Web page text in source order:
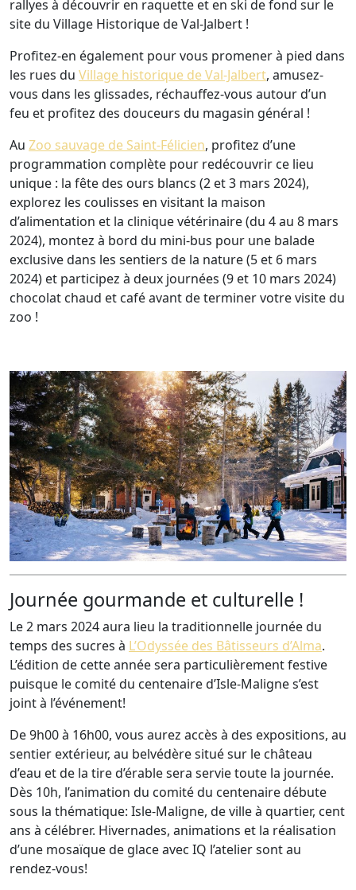
rallyes à découvrir en raquette et en ski de fond sur le
site du Village Historique de Val-Jalbert !
Profitez-en également pour vous promener à pied dans
les rues du Village historique de Val-Jalbert, amusez-
vous dans les glissades, réchauffez-vous autour d’un
feu et profitez des douceurs du magasin général !
Au Zoo sauvage de Saint-Félicien, profitez d’une
programmation complète pour redécouvrir ce lieu
unique : la fête des ours blancs (2 et 3 mars 2024),
explorez les coulisses en visitant la maison
d’alimentation et la clinique vétérinaire (du 4 au 8 mars
2024), montez à bord du mini-bus pour une balade
exclusive dans les sentiers de la nature (5 et 6 mars
2024) et participez à deux journées (9 et 10 mars 2024)
chocolat chaud et café avant de terminer votre visite du
zoo !
Journée gourmande et culturelle !
Le 2 mars 2024 aura lieu la traditionnelle journée du
temps des sucres à L’Odyssée des Bâtisseurs d’Alma.
L’édition de cette année sera particulièrement festive
puisque le comité du centenaire d’Isle-Maligne s’est
joint à l’événement!
De 9h00 à 16h00, vous aurez accès à des expositions, au
sentier extérieur, au belvédère situé sur le château
d’eau et de la tire d’érable sera servie toute la journée.
Dès 10h, l’animation du comité du centenaire débute
sous la thématique: Isle-Maligne, de ville à quartier, cent
ans à célébrer. Hivernades, animations et la réalisation
d’une mosaïque de glace avec IQ l’atelier sont au
rendez-vous!